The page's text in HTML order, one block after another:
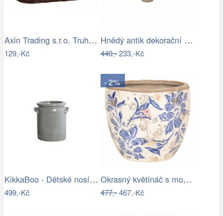
Axin Trading s.r.o. Truhlík vrbový…
129,-Kč
Hnědý antik dekorační stolek na květiny…
440,-233,-Kč
KikkaBoo - Dětské nosítko MYRA MESH…
499,-Kč
- 2%
Okrasný květináč s modrými květy - Ø 18…
477,-467,-Kč